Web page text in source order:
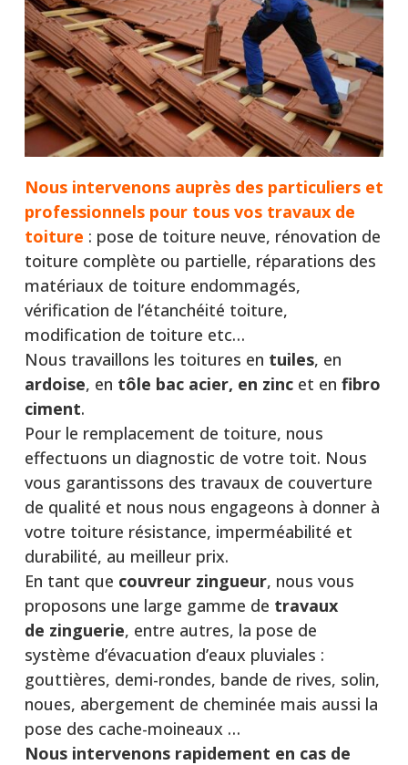
Nous intervenons auprès des particuliers et
professionnels pour tous vos travaux de
toiture : pose de toiture neuve, rénovation de
toiture complète ou partielle, réparations des
matériaux de toiture endommagés,
vérification de l’étanchéité toiture,
modification de toiture etc…
Nous travaillons les toitures en tuiles, en
ardoise, en tôle bac acier, en zinc et en fibro
ciment.
Pour le remplacement de toiture, nous
effectuons un diagnostic de votre toit. Nous
vous garantissons des travaux de couverture
de qualité et nous nous engageons à donner à
votre toiture résistance, imperméabilité et
durabilité, au meilleur prix.
En tant que couvreur zingueur, nous vous
proposons une large gamme de travaux
de zinguerie, entre autres, la pose de
système d’évacuation d’eaux pluviales :
gouttières, demi-rondes, bande de rives, solin,
noues, abergement de cheminée mais aussi la
pose des cache-moineaux …
Nous intervenons rapidement en cas de